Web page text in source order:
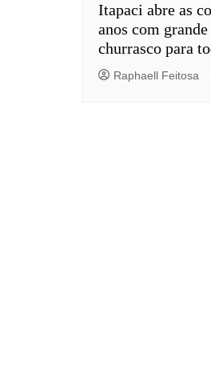
Itapaci abre as
anos com
churrasco para
Raphaell Feitosa